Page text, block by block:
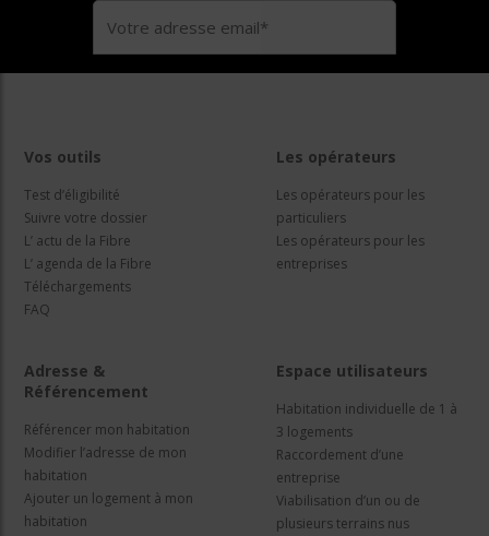
Vos outils
Test d’éligibilité
Suivre votre dossier
L’ actu de la Fibre
L’ agenda de la Fibre
Téléchargements
FAQ
Les opérateurs
Les opérateurs pour les
particuliers
Les opérateurs pour les
entreprises
Adresse &
Référencement
Référencer mon habitation
Modifier l’adresse de mon
habitation
Ajouter un logement à mon
habitation
Espace utilisateurs
Habitation individuelle de 1 à
3 logements
Raccordement d’une
entreprise
Viabilisation d’un ou de
plusieurs terrains nus